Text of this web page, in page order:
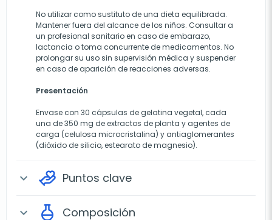
No utilizar como sustituto de una dieta equilibrada.
Mantener fuera del alcance de los niños. Consultar a
un profesional sanitario en caso de embarazo,
lactancia o toma concurrente de medicamentos. No
prolongar su uso sin supervisión médica y suspender
en caso de aparición de reacciones adversas.
Presentación
Envase con 30 cápsulas de gelatina vegetal, cada
una de 350 mg de extractos de planta y agentes de
carga (celulosa microcristalina) y antiaglomerantes
(dióxido de silicio, estearato de magnesio).
expand_more Puntos clave
expand_more Composición